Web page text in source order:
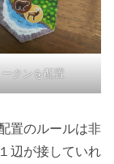
クンを配置
置のルールは非
辺が接していれ